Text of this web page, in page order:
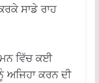
ਸਾਡੇ ਰਾਹ
ਵਿੱਚ ਕਈ
ਕਰਨ ਦੀ